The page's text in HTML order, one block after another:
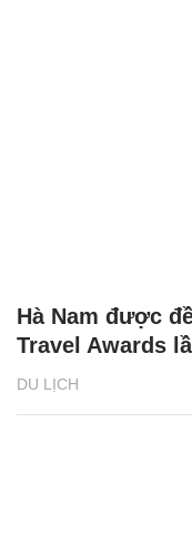
DU LỊCH
Hà Nam được
Travel Awards